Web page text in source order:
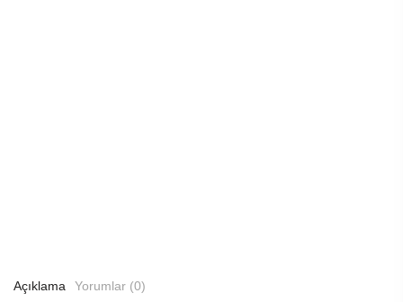
Açıklama Yorumlar (0)